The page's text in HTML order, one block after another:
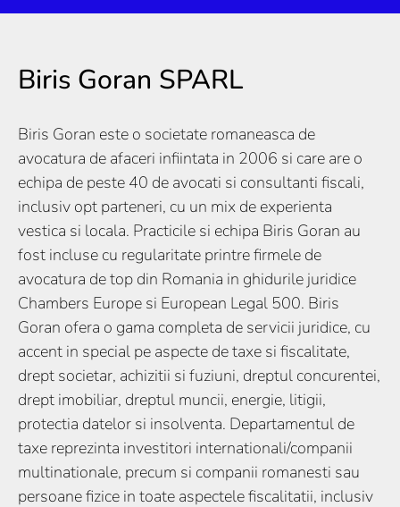
Biris Goran SPARL
Biris Goran este o societate romaneasca de
avocatura de afaceri infiintata in 2006 si care are o
echipa de peste 40 de avocati si consultanti fiscali,
inclusiv opt parteneri, cu un mix de experienta
vestica si locala. Practicile si echipa Biris Goran au
fost incluse cu regularitate printre firmele de
avocatura de top din Romania in ghidurile juridice
Chambers Europe si European Legal 500. Biris
Goran ofera o gama completa de servicii juridice, cu
accent in special pe aspecte de taxe si fiscalitate,
drept societar, achizitii si fuziuni, dreptul concurentei,
drept imobiliar, dreptul muncii, energie, litigii,
protectia datelor si insolventa. Departamentul de
taxe reprezinta investitori internationali/companii
multinationale, precum si companii romanesti sau
persoane fizice in toate aspectele fiscalitatii, inclusiv